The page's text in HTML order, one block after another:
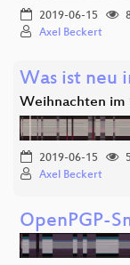
2019-06-15
Axel Beckert
Was ist neu
Weihnachten im
2019-06-15
Axel Beckert
OpenPGP-